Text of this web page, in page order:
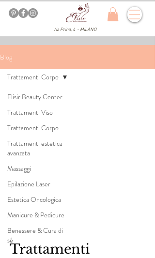
Via Prina, 4 - MILANO
Blog
Elisir Beauty Center
Trattamenti Viso
Trattamenti Corpo
Trattamenti estetica
avanzata
Massaggi
Epilazione Laser
Estetica Oncologica
Manicure & Pedicure
Benessere & Cura di
sé
Trattamenti Corpo
Trattamenti